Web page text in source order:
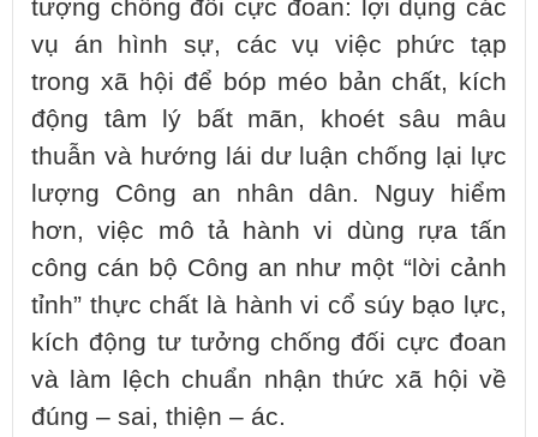
tượng chống đối cực đoan: lợi dụng các
vụ án hình sự, các vụ việc phức tạp
trong xã hội để bóp méo bản chất, kích
động tâm lý bất mãn, khoét sâu mâu
thuẫn và hướng lái dư luận chống lại lực
lượng Công an nhân dân. Nguy hiểm
hơn, việc mô tả hành vi dùng rựa tấn
công cán bộ Công an như một “lời cảnh
tỉnh” thực chất là hành vi cổ súy bạo lực,
kích động tư tưởng chống đối cực đoan
và làm lệch chuẩn nhận thức xã hội về
đúng – sai, thiện – ác.